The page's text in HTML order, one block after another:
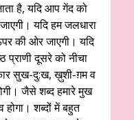
है, यदि आप गेंद को
यदि हम जलधारा
की ओर जाएगी। यदि
प्राणी दूसरे को नीचा
सुख-दु:ख, ख़ुशी-ग़म व
जैसे शब्द हमारे मुख
शब्दों में बहुत